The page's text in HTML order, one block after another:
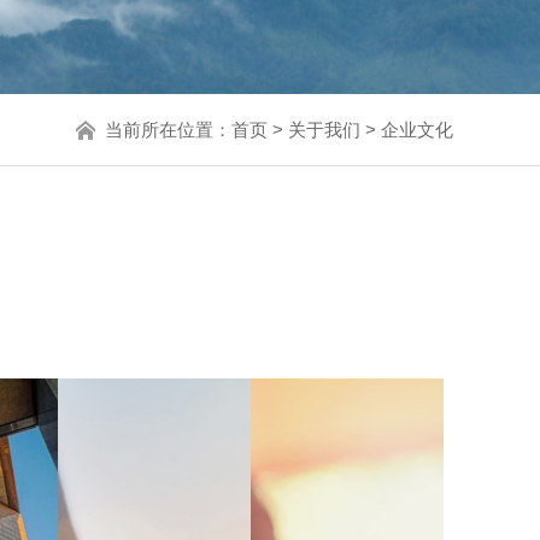
当前所在位置： 首页 > 关于我们 > 企业文化